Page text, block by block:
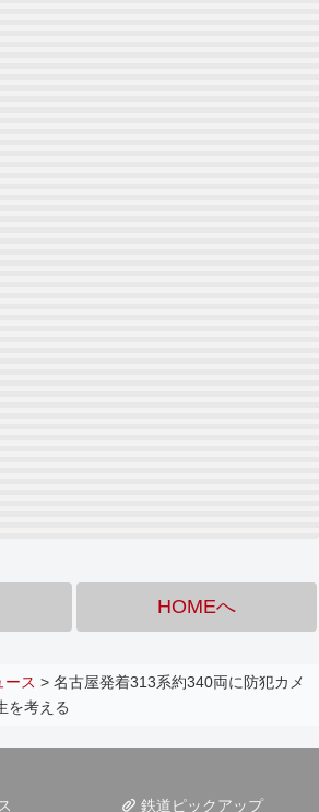
HOMEへ
ース > 名古屋発着313系約340両に防犯カメ
を考える
鉄道ピックアップ